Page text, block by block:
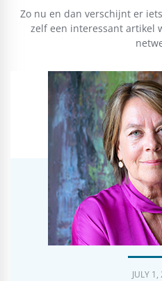
Zo nu en dan verschijnt er
zelf een interessant artikel
JULY